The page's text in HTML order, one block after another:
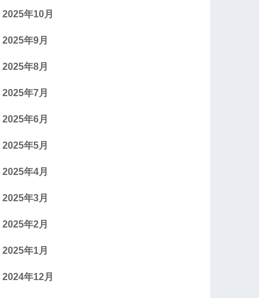
2025年10月
2025年9月
2025年8月
2025年7月
2025年6月
2025年5月
2025年4月
2025年3月
2025年2月
2025年1月
2024年12月